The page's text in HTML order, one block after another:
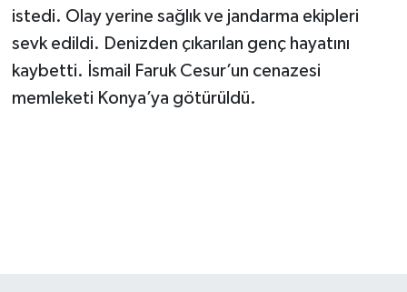
istedi. Olay yerine sağlık ve jandarma ekipleri
sevk edildi. Denizden çıkarılan genç hayatını
kaybetti. İsmail Faruk Cesur’un cenazesi
memleketi Konya’ya götürüldü.